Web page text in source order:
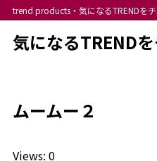
trend products・気になるTRENDをチ
気になるTRENDを
ムームー２
Views: 0